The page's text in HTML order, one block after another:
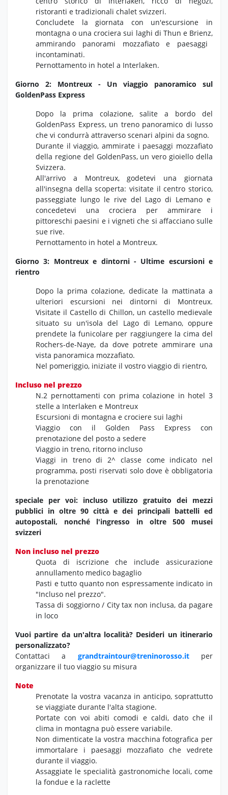
ristoranti e tradizionali chalet svizzeri.
Concludete la giornata con un'escursione in
montagna o una crociera sui laghi di Thun e Brienz,
ammirando panorami mozzafiato e paesaggi
incontaminati.
Pernottamento in hotel a Interlaken.
Giorno 2: Montreux - Un viaggio panoramico sul
GoldenPass Express
Dopo la prima colazione,salite a bordo del
GoldenPass Express,un treno panoramico di lusso
che vi condurrà attraverso scenari alpini da sogno.
Durante il viaggio, ammirate i paesaggi mozzafiato
della regione del GoldenPass,un vero gioiello della
Svizzera.
All'arrivo a Montreux,godetevi una giornata
all'insegna della scoperta: visitate il centro storico,
passeggiate lungo le rive del Lago di Lemano e
concedetevi una crociera per ammirare i
pittoreschi paesini e i vigneti che si affacciano sulle
sue rive.
Pernottamento in hotel a Montreux.
Giorno 3: Montreux e dintorni - Ultime escursioni e
rientro
Dopo la prima colazione, dedicate la mattinata a
ulteriori escursioni nei dintorni di Montreux.
Visitate il Castello di Chillon,un castello medievale
situato su un'isola del Lago di Lemano,oppure
prendete la funicolare per raggiungere la cima del
Rochers-de-Naye, da dove potrete ammirare una
vista panoramica mozzafiato.
Nel pomeriggio, iniziate il vostro viaggio di rientro,
Incluso nel prezzo
N.2 pernottamenti con prima colazione in hotel 3
stelle a Interlaken e Montreux
Escursioni di montagna e crociere sui laghi
Viaggio con il Golden Pass Express con
prenotazione del posto a sedere
Viaggio in treno, ritorno incluso
Viaggi in treno di 2^ classe come indicato nel
programma, posti riservati solo dove è obbligatoria
la prenotazione
speciale per voi: incluso utilizzo gratuito dei mezzi
pubblici in oltre 90 città e dei principali battelli ed
autopostali, nonché l'ingresso in oltre 500 musei
svizzeri
Non incluso nel prezzo
Quota di iscrizione che include assicurazione
annullamento medico bagaglio
Pasti e tutto quanto non espressamente indicato in
"Incluso nel prezzo".
Tassa di soggiorno / City tax non inclusa, da pagare
in loco
Vuoi partire da un'altra località? Desideri un itinerario
personalizzato?
Contattaci a grandtraintour@treninorosso.it
per
organizzare il tuo viaggio su misura
Note
Prenotate la vostra vacanza in anticipo,soprattutto
se viaggiate durante l'alta stagione.
Portate con voi abiti comodi e caldi,dato che il
clima in montagna può essere variabile.
Non dimenticate la vostra macchina fotografica per
immortalare i paesaggi mozzafiato che vedrete
durante il viaggio.
Assaggiate le specialità gastronomiche locali,come
la fondue e la raclette